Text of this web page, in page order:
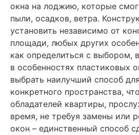
окна на лоджию, которые
пыли, осадков, ветра.
установить независимо от
площади, любых других
как определиться с выбором,
в особенностях пластиковых
выбрать наилучший способ
конкретного пространства,
обладателей квартиры,
время, не требуя замены или
окон – единственный способ